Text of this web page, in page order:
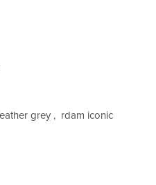
grey , rdam iconic